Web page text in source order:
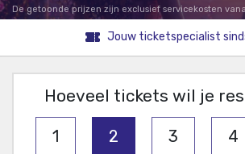
De getoonde prijzen zijn exclusief servicekosten
Jouw ticketspecialist
Hoeveel tickets wil je
1 2 3 4